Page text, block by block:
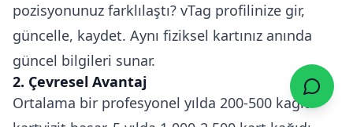
pozisyonunuz farklılaştı? vTag profilinize gir,
güncelle, kaydet. Aynı fiziksel kartınız anında
güncel bilgileri sunar.
2. Çevresel Avantaj
Ortalama bir profesyonel yılda 200-500 kağıt